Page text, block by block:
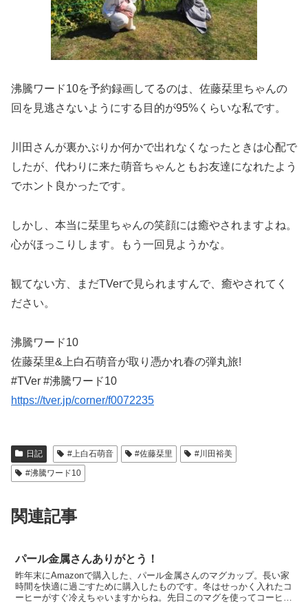
沸騰ワード10を予約録画してるのは、佐藤栞里ちゃんの
回を見逃さないようにする目的が95%くらいな私です。
川田さんが裏かぶりか何かで出れなくなったときは心配で
したが、代わりに来た萌音ちゃんともお友達になれたよう
でホント良かったです。
しかし、本当に栞里ちゃんの笑顔には癒やされますよね。
心がほっこりします。もう一回見ようかな。
観てない方、まだTVerで見られますんで、癒やされてく
ださい。
沸騰ワード10
佐藤栞里&上白石萌音が取り憑かれ春の弾丸旅!
#TVer #沸騰ワード10
https://tver.jp/corner/f0072235
日記 #上白石萌音 #佐藤栞里
#川田裕美
#沸騰ワード10
関連記事
パール金属さんありがとう！
昨年末にAmazonで購入した、パール金属さんのマグカップ。長い家
時間を快適に過ごすために購入したものです。冬はせっかく入れたコ
ーヒーがすぐ冷えちゃいますからね。先日このマグを使ってコーヒー